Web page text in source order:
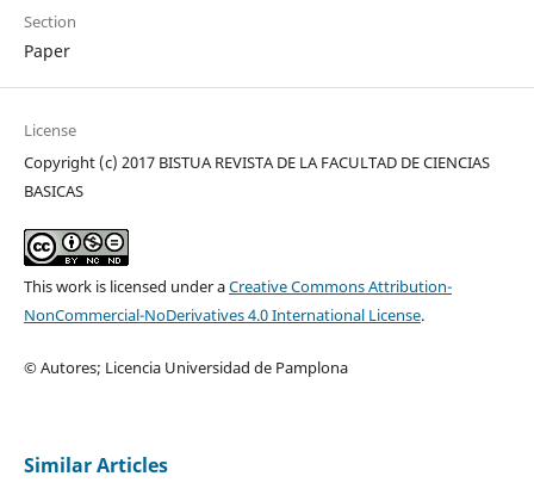
Section
Paper
License
Copyright (c) 2017 BISTUA REVISTA DE LA FACULTAD DE CIENCIAS
BASICAS
This work is licensed under aCreative Commons Attribution-
NonCommercial-NoDerivatives 4.0 International License.
© Autores; Licencia Universidad de Pamplona
Similar Articles